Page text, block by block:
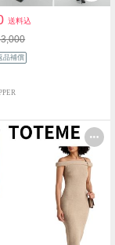
送料込
品補償